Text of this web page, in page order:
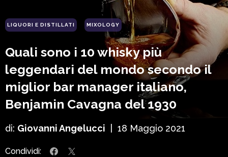
LIQUORI E DISTILLATI MIXOLOGY
Quali sono i 10 whisky più
leggendari del mondo secondo il
miglior bar manager italiano,
Benjamin Cavagna del 1930
di: Giovanni Angelucci 18 Maggio 2021
Condividi: